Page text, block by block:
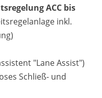
ACC bis
inkl.
"Lane Assist")
Schließ- und